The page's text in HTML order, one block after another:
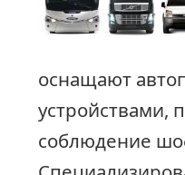
оснащают
устройствами,
соблюдение